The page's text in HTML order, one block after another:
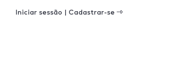
Iniciar sessão | Cadastrar-se